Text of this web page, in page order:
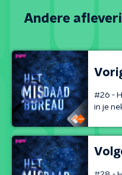
Andere
#26 -
in je